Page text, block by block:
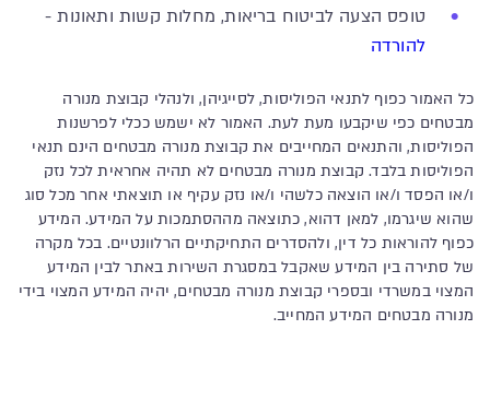
טופס הצעה לביטוח בריאות, מחלות קשות ותאונות -
להורדה
כל האמור כפוף לתנאי הפוליסות, לסייגיהן, ולנהלי קבוצת מנורה
מבטחים כפי שיקבעו מעת לעת. האמור לא ישמש ככלי לפרשנות
הפוליסות, והתנאים המחייבים את קבוצת מנורה מבטחים הינם תנאי
הפוליסות בלבד. קבוצת מנורה מבטחים לא תהיה אחראית לכל נזק
ו/או הפסד ו/או הוצאה כלשהי ו/או נזק עקיף או תוצאתי אחר מכל סוג
שהוא שיגרמו, למאן דהוא, כתוצאה מההסתמכות על המידע. המידע
כפוף להוראות כל דין, ולהסדרים התחיקתיים הרלוונטיים. בכל מקרה
של סתירה בין המידע שאקבל במסגרת השירות באתר לבין המידע
המצוי במשרדי ובספרי קבוצת מנורה מבטחים, יהיה המידע המצוי בידי
מנורה מבטחים המידע המחייב.